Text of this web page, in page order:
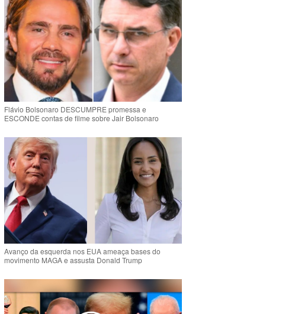
Flávio Bolsonaro DESCUMPRE promessa e
ESCONDE contas de filme sobre Jair Bolsonaro
Avanço da esquerda nos EUA ameaça bases do
movimento MAGA e assusta Donald Trump